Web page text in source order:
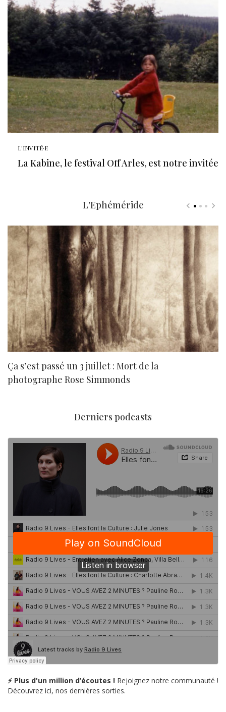
L'INVITÉ·E
La Kabine, le festival Off Arles, est notre invitée
L'Ephéméride
Ça s’est passé un 3 juillet : Mort de la
photographe Rose Simmonds
Derniers podcasts
⚡ Plus d'un million d’écoutes ! Rejoignez notre communauté !
Découvrez ici, nos dernières sorties.